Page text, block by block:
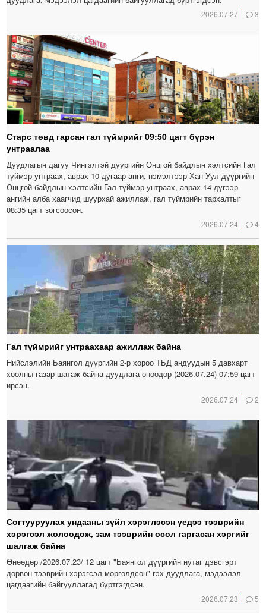
2026.07.27 3
Старс төвд гарсан гал түймрийг 09:50 цагт бүрэн
унтраалаа
Дуудлагын дагуу Чингэлтэй дүүргийн Онцгой байдлын хэлтсийн Гал
түймэр унтраах, аврах 10 дугаар анги, нэмэлтээр Хан-Уул дүүргийн
Онцгой байдлын хэлтсийн Гал түймэр унтраах, аврах 14 дүгээр
ангийн алба хаагчид шуурхай ажиллаж, гал түймрийн тархалтыг
08:35 цагт зогсоосон.
2026.07.24 4
Гал түймрийг унтраахаар ажиллаж байна
Нийслэлийн Баянгол дүүргийн 2-р хороо ТБД андуудын 5 давхарт
хоолны газар шатаж байна дуудлага өнөөдөр (2026.07.24) 07:59 цагт
ирсэн.
2026.07.24 2
Согтууруулах ундааны зүйл хэрэглэсэн үедээ тээврийн
хэрэгсэл жолоодож, зам тээврийн осол гаргасан хэргийг
шалгаж байна
Өнөөдөр /2026.07.23/ 12 цагт "Баянгол дүүргийн нутаг дэвсгэрт
дөрвөн тээврийн хэрэгсэл мөргөлдсөн" гэх дуудлага, мэдээлэл
цагдаагийн байгууллагад бүртгэгдсэн.
2026.07.23 5